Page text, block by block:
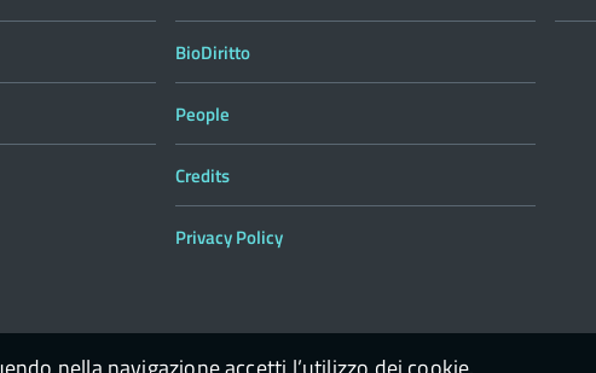
BioDiritto
People
Credits
Privacy Policy